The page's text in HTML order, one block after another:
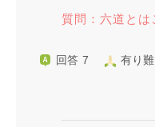
質問：六道とは
回答 7 有り